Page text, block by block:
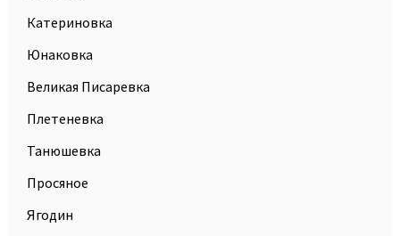
Катериновка
Юнаковка
Великая Писаревка
Плетеневка
Танюшевка
Просяное
Ягодин